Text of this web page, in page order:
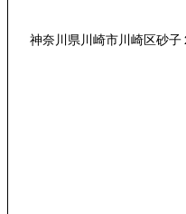
神奈川県川崎市川崎区砂